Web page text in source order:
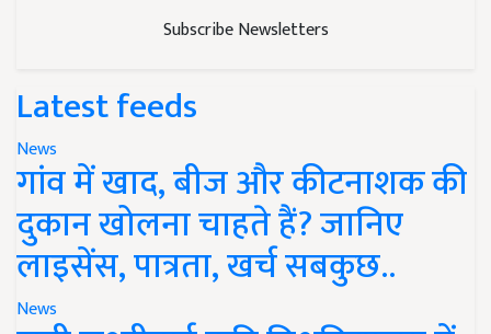
Subscribe Newsletters
Latest feeds
News
गांव में खाद, बीज और कीटनाशक की
दुकान खोलना चाहते हैं? जानिए
लाइसेंस, पात्रता, खर्च सबकुछ..
News